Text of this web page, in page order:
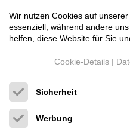
KondoKSL-M1000 MK II
Röhren-Vorverstärker
Neupreis: 100.000 €
Wir nutzen Cookies auf
essenziell, während andere
helfen, diese Website für Sie
Cookie-Details |
Sicherheit
Werbung